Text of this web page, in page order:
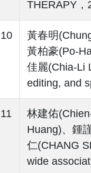
THERAPY，
10
黃春明
黃柏豪(Po-
佳麗(Chia-Li
editing, and
11
林建佑
Huang)、鍾
仁(CHANG
wide